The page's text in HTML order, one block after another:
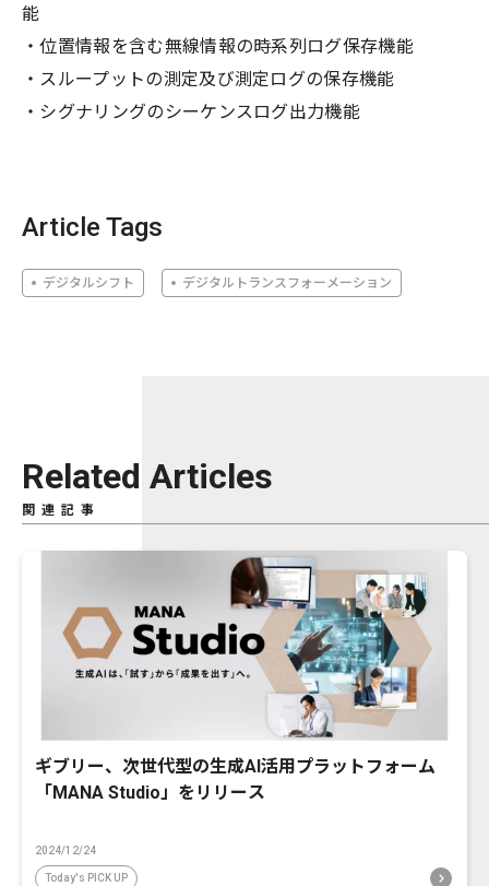
能
・位置情報を含む無線情報の時系列ログ保存機能
・スループットの測定及び測定ログの保存機能
・シグナリングのシーケンスログ出力機能
Article Tags
デジタルシフト デジタルトランスフォーメーション
Related Articles
関連記事
ギブリー、次世代型の生成AI活用プラットフォーム
「MANA Studio」をリリース
2024/12/24
Today's PICK UP